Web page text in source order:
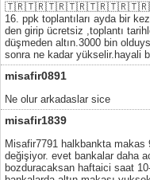
16. ppk toplantıları ayda bir
den girip ücretsiz ,toplantı
düşmeden altın.3000 bin
sonra ne kadar yükselir.hayali
misafir0891
Ne olur arkadaslar sice
misafir1839
Misafir7791 halkbankta makas
değişiyor. evet bankalar daha
bozduracaksan haftaici saat